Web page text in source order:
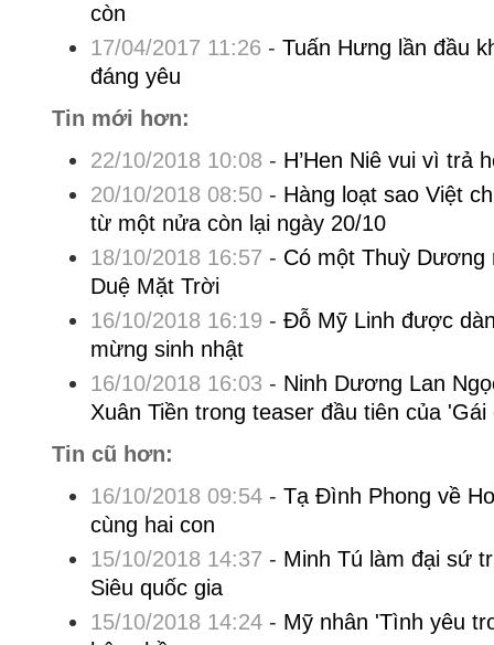
còn
17/04/2017 11:26 - Tuấn Hưng lần đầu
đáng yêu
Tin mới hơn:
22/10/2018 10:08 - H’Hen Niê vui vì trả
20/10/2018 08:50- Hàng loạt sao Việt
từ một nửa còn lại ngày 20/10
18/10/2018 16:57 - Có một Thuỳ Dương
Duệ Mặt Trời
16/10/2018 16:19 - Đỗ Mỹ Linh được
mừng sinh nhật
16/10/2018 16:03 - Ninh Dương Lan
Xuân Tiền trong teaser đầu tiên của 'Gái
Tin cũ hơn:
16/10/2018 09:54- Tạ Đình Phong về
cùng hai con
15/10/2018 14:37 - Minh Tú làm đại sứ
Siêu quốc gia
15/10/2018 14:24- Mỹ nhân 'Tình yêu